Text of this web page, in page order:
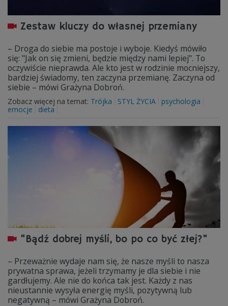
Zestaw kluczy do własnej przemiany
– Droga do siebie ma postoje i wyboje. Kiedyś mówiło
się: "Jak on się zmieni, będzie między nami lepiej". To
oczywiście nieprawda. Ale kto jest w rodzinie mocniejszy,
bardziej świadomy, ten zaczyna przemianę. Zaczyna od
siebie – mówi Grażyna Dobroń.
Zobacz więcej na temat: Trójka STYL ŻYCIA
psychologia
emocje
dieta
"Bądź dobrej myśli, bo po co być złej?"
– Przeważnie wydaje nam się, że nasze myśli to nasza
prywatna sprawa, jeżeli trzymamy je dla siebie i nie
gardłujemy. Ale nie do końca tak jest. Każdy z nas
nieustannie wysyła energię myśli, pozytywną lub
negatywną – mówi Grażyna Dobroń.